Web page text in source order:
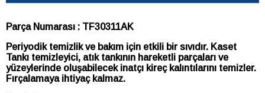
Parça Numarası : TF30311AK
Periyodik temizlik ve bakım için etkili bir sıvıdır. Kaset
Tankı temizleyici, atık tankının hareketli parçaları ve
yüzeylerinde oluşabilecek inatçı kireç kalıntılarını temizler.
Fırçalamaya ihtiyaç kalmaz.